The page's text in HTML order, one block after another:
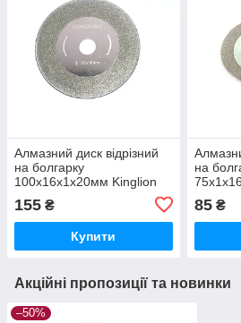
Алмазний диск відрізний
на болгарку
100х16х1х20мм Kinglion
155 ₴
Купити
на
85₴
Акційні пропозиції та новинки
–50%